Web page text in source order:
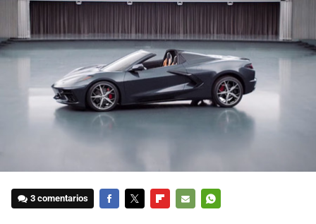
3 comentarios